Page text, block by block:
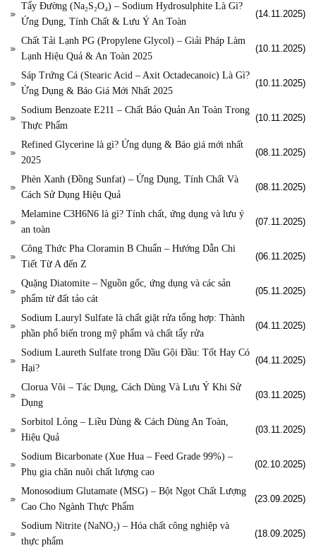
Tẩy Đường (Na₂S₂O₄) – Sodium Hydrosulphite Là Gì?
Ứng Dụng, Tính Chất & Lưu Ý An Toàn
(14.11.2025)
Chất Tải Lạnh PG (Propylene Glycol) – Giải Pháp Làm
Lạnh Hiệu Quả & An Toàn 2025
(10.11.2025)
Sáp Trứng Cá (Stearic Acid – Axit Octadecanoic) Là Gì?
Ứng Dụng & Báo Giá Mới Nhất 2025
(10.11.2025)
Sodium Benzoate E211 – Chất Bảo Quản An Toàn Trong
Thực Phẩm
(10.11.2025)
Refined Glycerine là gì? Ứng dụng & Báo giá mới nhất
2025
(08.11.2025)
Phèn Xanh (Đồng Sunfat) – Ứng Dụng, Tính Chất Và
Cách Sử Dụng Hiệu Quả
(08.11.2025)
Melamine C3H6N6 là gì? Tính chất, ứng dụng và lưu ý
an toàn
(07.11.2025)
Công Thức Pha Cloramin B Chuẩn – Hướng Dẫn Chi
Tiết Từ A đến Z
(06.11.2025)
Quặng Diatomite – Nguồn gốc, ứng dụng và các sản
phẩm từ đất tảo cát
(05.11.2025)
Sodium Lauryl Sulfate là chất giặt rửa tổng hợp: Thành
phần phổ biến trong mỹ phẩm và chất tẩy rửa
(04.11.2025)
Sodium Laureth Sulfate trong Dầu Gội Đầu: Tốt Hay Có
Hại?
(04.11.2025)
Clorua Vôi – Tác Dụng, Cách Dùng Và Lưu Ý Khi Sử
Dụng
(03.11.2025)
Sorbitol Lỏng – Liều Dùng & Cách Dùng An Toàn,
Hiệu Quả
(03.11.2025)
Sodium Bicarbonate (Xue Hua – Feed Grade 99%) –
Phụ gia chăn nuôi chất lượng cao
(02.10.2025)
Monosodium Glutamate (MSG) – Bột Ngọt Chất Lượng
Cao Cho Ngành Thực Phẩm
(23.09.2025)
Sodium Nitrite (NaNO₂) – Hóa chất công nghiệp và
thực phẩm
(18.09.2025)